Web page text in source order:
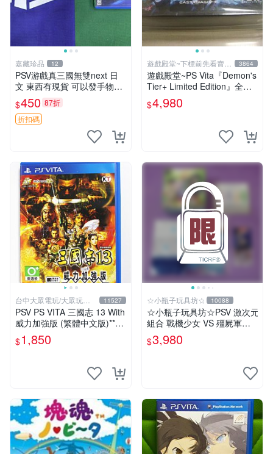
嘉藏珍品 12
PSV游戲真三國無雙next 日
文 東西有現貨 可以發手物品
無質量問題售不退不換
$450 87折
折扣碼
遊戲殿堂~下標前先看賣場
關於我
3864
遊戲殿堂~PS Vita『Demon's
Tier+ Limited Edition』全新
稀有實體片-全球限量1500片
$4,980
台中大眾電玩/大眾玩具
店
11527
PSV PS VITA 三國志 13 With
威力加強版 (繁體中文版)**
(二手商品)【台中大眾電玩】
$1,850
☆小瓶子玩具坊☆ 10088
☆小瓶子玩具坊☆PSV 激次元
組合 戰機少女 VS 殭屍軍團 a
nimate 店舖特典 限定版(日
版)+特典--CD
$3,980